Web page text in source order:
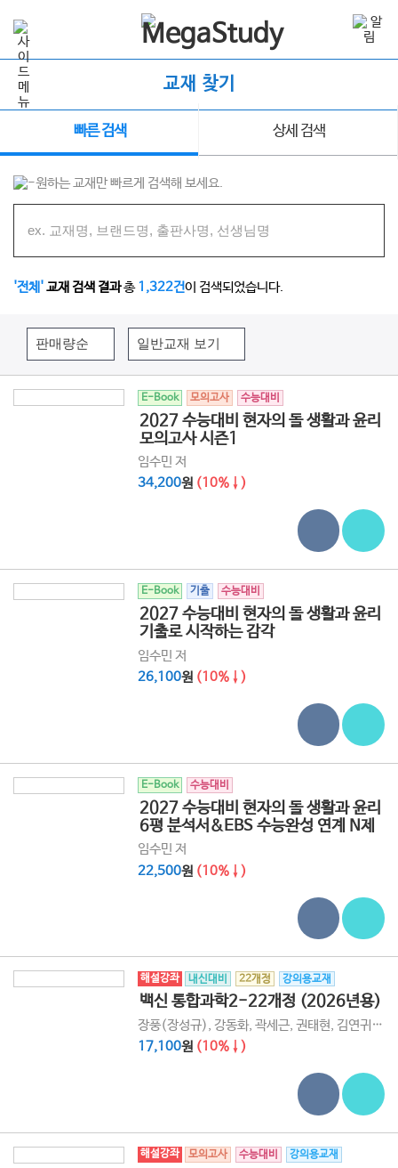
교재 찾기
빠른 검색 상세 검색
원하는 교재만 빠르게 검색해 보세요.
'전체'교재 검색 결과총1,322건이 검색되었습니다.
E-Book 모의고사 수능대비
2027 수능대비 현자의 돌 생활과 윤리
모의고사 시즌1
임수민 저
34,200원 (10%↓)
E-Book 기출 수능대비
2027 수능대비 현자의 돌 생활과 윤리
기출로 시작하는 감각
임수민 저
26,100원 (10%↓)
E-Book 수능대비
2027 수능대비 현자의 돌 생활과 윤리
6평 분석서&EBS 수능완성 연계 N제
임수민 저
22,500원 (10%↓)
해설강좌 내신대비 22개정 강의용교재
백신 통합과학2-22개정 (2026년용)
장풍(장성규), 강동화, 곽세근, 권태현, 김연귀, 노동규, 박종웅, 이진우, 채규선 저
17,100원 (10%↓)
해설강좌 모의고사 수능대비 강의용교재